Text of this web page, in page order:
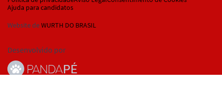
Ajuda para candidatos
Website deWURTH DO BRASIL
Desenvolvido por